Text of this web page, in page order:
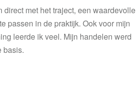
met het traject, een waardevolle
passen in de praktijk. Ook voor mijn
leerde ik veel. Mijn handelen werd
basis.